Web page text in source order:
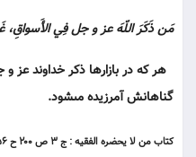
مَن ذَكَرَ اللّهَ عز و جل فِي الأَسواقِ،
هر كه در بازارها ذكر خداوند عز
گناهانش آمرزيده مى‏شود.